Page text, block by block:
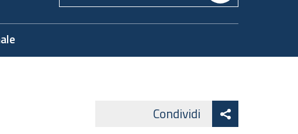
Condividi Facebook
condividi